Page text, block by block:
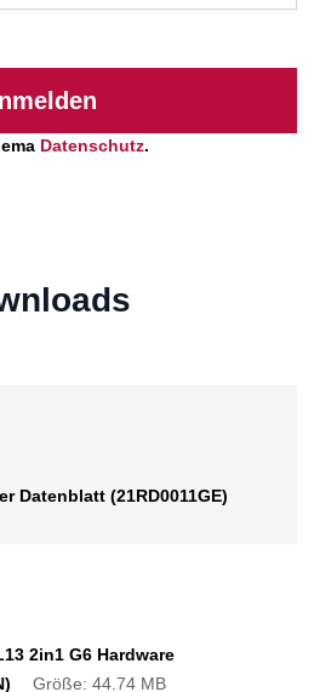
Datenschutz.
Datenblatt (21RD0011GE)
2in1 G6 Hardware
Größe: 44.74 MB